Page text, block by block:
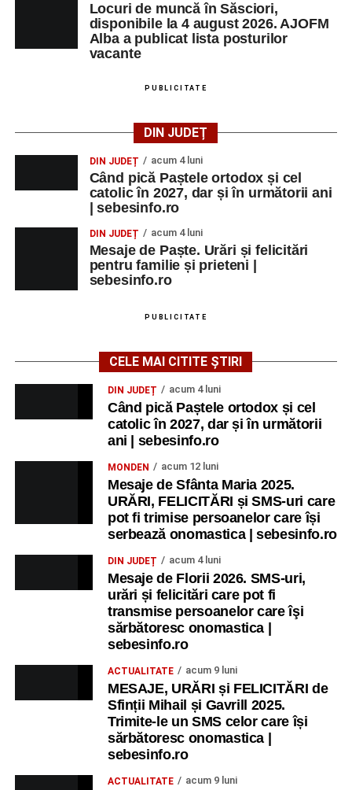
Locuri de muncă în Săsciori,
disponibile la 4 august 2026. AJOFM
Alba a publicat lista posturilor
vacante
PUBLICITATE
DIN JUDEȚ
DIN JUDEȚ acum 4 luni
Când pică Paștele ortodox și cel
catolic în 2027, dar și în următorii ani
| sebesinfo.ro
DIN JUDEȚ acum 4 luni
Mesaje de Paște. Urări și felicitări
pentru familie și prieteni |
sebesinfo.ro
PUBLICITATE
CELE MAI CITITE ȘTIRI
DIN JUDEȚ acum 4 luni
Când pică Paștele ortodox și cel
catolic în 2027, dar și în următorii
ani | sebesinfo.ro
MONDEN acum 12 luni
Mesaje de Sfânta Maria 2025.
URĂRI, FELICITĂRI și SMS-uri care
pot fi trimise persoanelor care își
serbează onomastica | sebesinfo.ro
DIN JUDEȚ acum 4 luni
Mesaje de Florii 2026. SMS-uri,
urări și felicitări care pot fi
transmise persoanelor care îşi
sărbătoresc onomastica |
sebesinfo.ro
ACTUALITATE acum 9 luni
MESAJE, URĂRI și FELICITĂRI de
Sfinții Mihail și Gavrill 2025.
Trimite-le un SMS celor care își
sărbătoresc onomastica |
sebesinfo.ro
ACTUALITATE acum 9 luni